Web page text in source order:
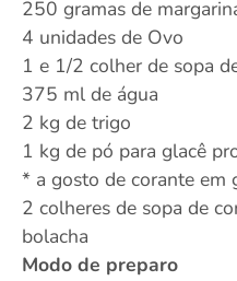
250 gramas de
4 unidades de Ovo
1 e 1/2 colher de sopa
375 ml de água
2 kg de trigo
1 kg de pó para glacê
* a gosto de corante em
2 colheres de sopa de
bolacha
Modo de preparo